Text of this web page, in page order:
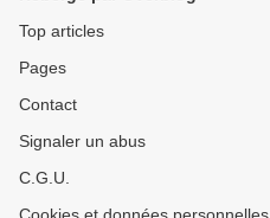
Top articles
Pages
Contact
Signaler un abus
C.G.U.